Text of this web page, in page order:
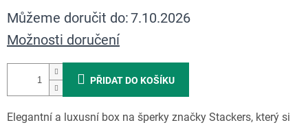
Můžeme doručit do:7.10.2026
Možnosti doručení
PŘIDAT DO KOŠÍKU
Elegantní a luxusní box na šperky značky Stackers, který si